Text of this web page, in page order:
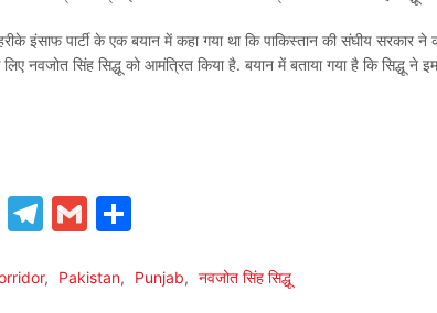
इंसाफ पार्टी के एक बयान में कहा गया था कि पाकिस्तान की संघीय सरकार
लिए नवजोत सिंह सिद्धू को आमंत्रित किया है. बयान में बताया गया है कि सिद्धू ने
Twitter
Telegram
Gmail
, Pakistan, Punjab, नवजोत सिंह सिद्धू